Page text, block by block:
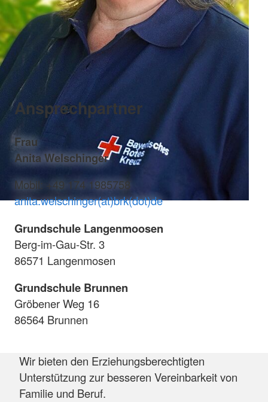
Ansprechpartner
Frau
Anita Welschinger
Mobil: +49 174 1985758
anita.welschinger(at)brk(dot)de
Grundschule Langenmoosen
Berg-im-Gau-Str. 3
86571 Langenmosen
Grundschule Brunnen
Gröbener Weg 16
86564 Brunnen
Wir bieten den Erziehungsberechtigten
Unterstützung zur besseren Vereinbarkeit von
Familie und Beruf.